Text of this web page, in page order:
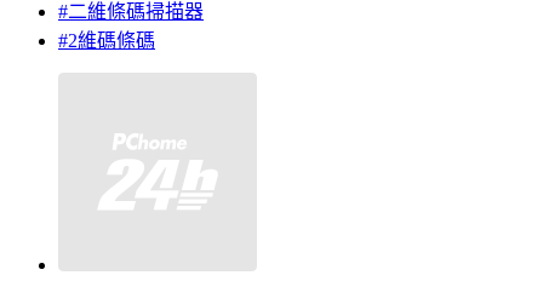
#二維條碼掃描器
#2維碼條碼